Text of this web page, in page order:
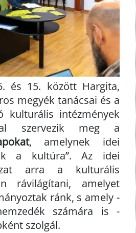
és 15. között Hargita,
megyék tanácsai és a
kulturális intézmények
szervezik meg a
, amelynek idei
a kultúra”. Az idei
arra a kulturális
rávilágítani, amelyet
ránk, s amely -
számára is -
szolgál.